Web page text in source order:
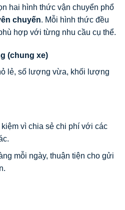
hai hình thức vận chuyển phổ
chuyến. Mỗi hình thức đều
hợp với từng nhu cầu cụ thể.
(chung xe)
lẻ, số lượng vừa, khối lượng
vì chia sẻ chi phí với các
mỗi ngày, thuận tiện cho gửi